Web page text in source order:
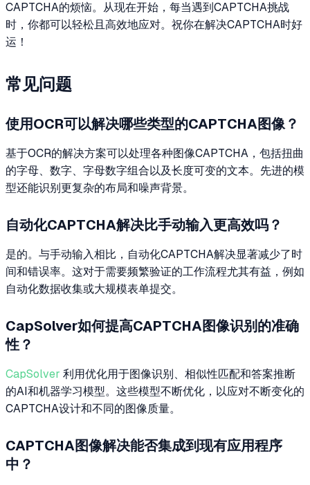
CAPTCHA的烦恼。从现在开始，每当遇到CAPTCHA挑战
时，你都可以轻松且高效地应对。祝你在解决CAPTCHA时好
运！
常见问题
使用OCR可以解决哪些类型的CAPTCHA图像？
基于OCR的解决方案可以处理各种图像CAPTCHA，包括扭曲
的字母、数字、字母数字组合以及长度可变的文本。先进的模
型还能识别更复杂的布局和噪声背景。
自动化CAPTCHA解决比手动输入更高效吗？
是的。与手动输入相比，自动化CAPTCHA解决显著减少了时
间和错误率。这对于需要频繁验证的工作流程尤其有益，例如
自动化数据收集或大规模表单提交。
CapSolver如何提高CAPTCHA图像识别的准确
性？
CapSolver 利用优化用于图像识别、相似性匹配和答案推断
的AI和机器学习模型。这些模型不断优化，以应对不断变化的
CAPTCHA设计和不同的图像质量。
CAPTCHA图像解决能否集成到现有应用程序
中？